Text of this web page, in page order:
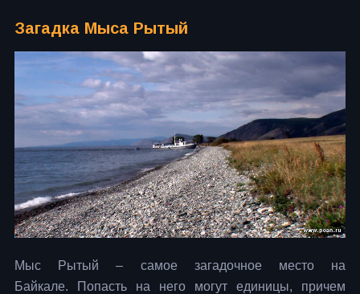
Загадка Мыса Рытый
Мыс Рытый – самое загадочное место на
Байкале.
Попасть на него могут единицы, причем